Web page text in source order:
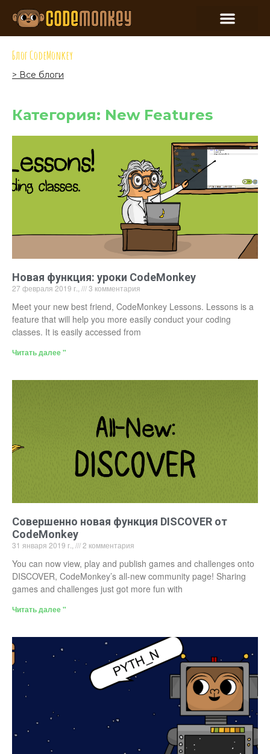
Блог CodeMonkey
> Все блоги
Категория: New Features
Новая функция: уроки CodeMonkey
27 февраля 2019 г., 3 комментария
Meet your new best friend, CodeMonkey Lessons. Lessons is a
feature that will help you more easily conduct your coding
classes. It is easily accessed from
Читать далее "
Совершенно новая функция DISCOVER от
CodeMonkey
31 января 2019 г., 2 комментария
You can now view, play and publish games and challenges onto
DISCOVER, CodeMonkey’s all-new community page! Sharing
games and challenges just got more fun with
Читать далее "